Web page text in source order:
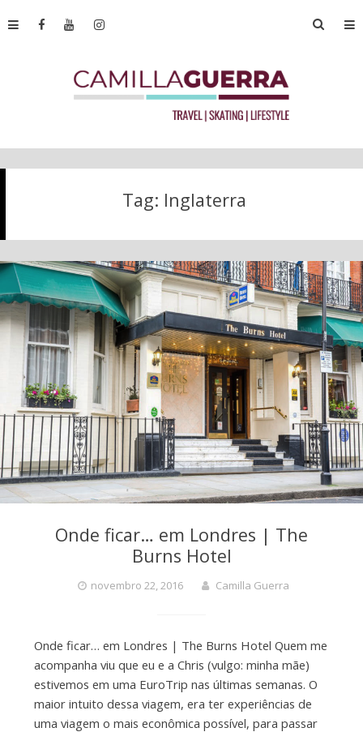
Tag: Inglaterra
Onde ficar… em Londres | The
Burns Hotel
novembro 22, 2016 Camilla Guerra
Onde ficar… em Londres | The Burns Hotel Quem me
acompanha viu que eu e a Chris (vulgo: minha mãe)
estivemos em uma EuroTrip nas últimas semanas. O
maior intuito dessa viagem, era ter experiências de
uma viagem o mais econômica possível, para passar